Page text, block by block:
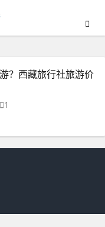
？西藏旅行社旅游价
1